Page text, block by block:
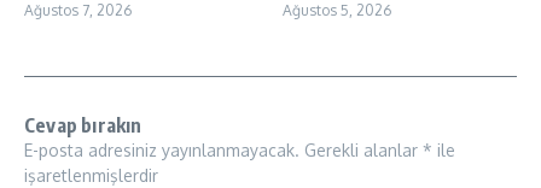
Ağustos 7, 2026 Ağustos 5, 2026
Cevap bırakın
E-posta adresiniz yayınlanmayacak. Gerekli alanlar * ile
işaretlenmişlerdir